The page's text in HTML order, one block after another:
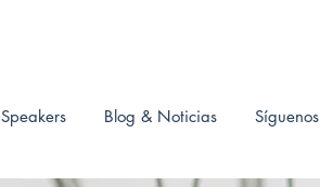
Speakers Blog & Noticias Síguenos